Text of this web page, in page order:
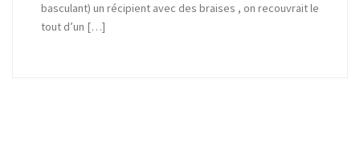
basculant) un récipient avec des braises , on recouvrait le
tout d’un […]